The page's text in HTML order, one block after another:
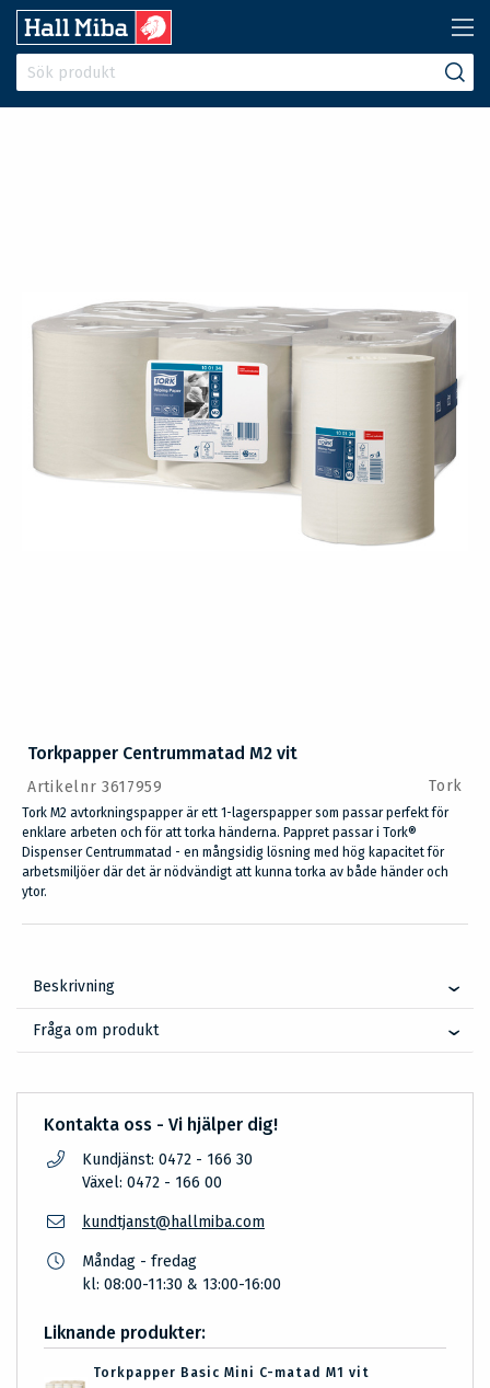
Torkpapper Centrummatad M2 vit
Artikelnr 3617959 Tork
Tork M2 avtorkningspapper är ett 1-lagerspapper som passar perfekt för
enklare arbeten och för att torka händerna. Pappret passar i Tork®
Dispenser Centrummatad - en mångsidig lösning med hög kapacitet för
arbetsmiljöer där det är nödvändigt att kunna torka av både händer och
ytor.
Beskrivning
Fråga om produkt
Kontakta oss - Vi hjälper dig!
Kundjänst: 0472 - 166 30
Växel: 0472 - 166 00
kundtjanst@hallmiba.com
Måndag - fredag
kl: 08:00-11:30 & 13:00-16:00
Liknande produkter:
Torkpapper Basic Mini C-matad M1 vit